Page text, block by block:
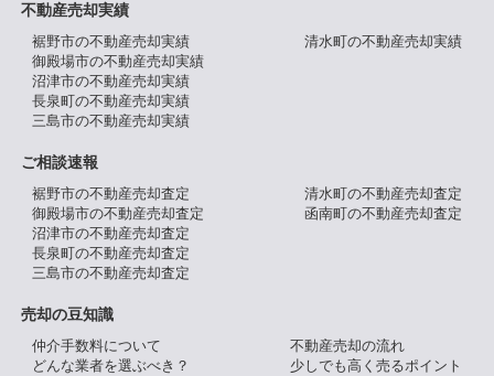
不動産売却実績
裾野市の不動産売却実績
御殿場市の不動産売却実績
沼津市の不動産売却実績
長泉町の不動産売却実績
三島市の不動産売却実績
清水町の不動産売却実績
ご相談速報
裾野市の不動産売却査定
御殿場市の不動産売却査定
沼津市の不動産売却査定
長泉町の不動産売却査定
三島市の不動産売却査定
清水町の不動産売却査定
函南町の不動産売却査定
売却の豆知識
仲介手数料について
どんな業者を選ぶべき？
不動産売却の流れ
少しでも高く売るポイント